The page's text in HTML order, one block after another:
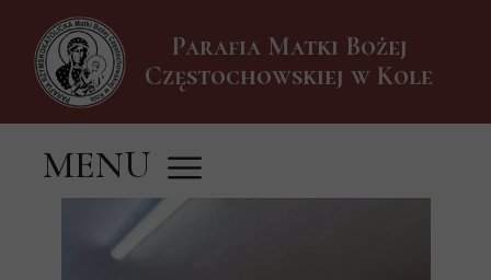
MENU
Parafia Matki Bożej
Częstochowskiej w Kole